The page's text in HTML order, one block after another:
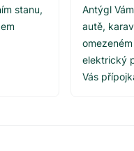
stanu,
Antýgl
autě,
elektrický
Vás